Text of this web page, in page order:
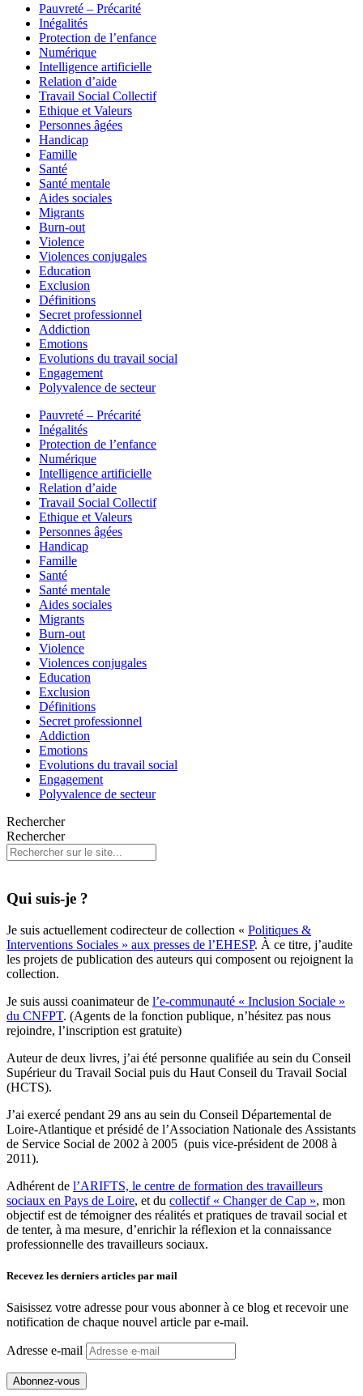
Pauvreté – Précarité
Inégalités
Protection de l’enfance
Numérique
Intelligence artificielle
Relation d’aide
Travail Social Collectif
Ethique et Valeurs
Personnes âgées
Handicap
Famille
Santé
Santé mentale
Aides sociales
Migrants
Burn-out
Violence
Violences conjugales
Education
Exclusion
Définitions
Secret professionnel
Addiction
Emotions
Evolutions du travail social
Engagement
Polyvalence de secteur
Pauvreté – Précarité
Inégalités
Protection de l’enfance
Numérique
Intelligence artificielle
Relation d’aide
Travail Social Collectif
Ethique et Valeurs
Personnes âgées
Handicap
Famille
Santé
Santé mentale
Aides sociales
Migrants
Burn-out
Violence
Violences conjugales
Education
Exclusion
Définitions
Secret professionnel
Addiction
Emotions
Evolutions du travail social
Engagement
Polyvalence de secteur
Rechercher
Rechercher
Qui suis-je ?
Je suis actuellement codirecteur de collection « Politiques &
Interventions Sociales » aux presses de l’EHESP. À ce titre, j’audite
les projets de publication des auteurs qui composent ou rejoignent la
collection.
Je suis aussi coanimateur de l’e-communauté « Inclusion Sociale »
du CNFPT. (Agents de la fonction publique, n’hésitez pas nous
rejoindre, l’inscription est gratuite)
Auteur de deux livres, j’ai été personne qualifiée au sein du Conseil
Supérieur du Travail Social puis du Haut Conseil du Travail Social
(HCTS).
J’ai exercé pendant 29 ans au sein du Conseil Départemental de
Loire-Atlantique et présidé de l’Association Nationale des Assistants
de Service Social de 2002 à 2005 (puis vice-président de 2008 à
2011).
Adhérent de l’ARIFTS, le centre de formation des travailleurs
sociaux en Pays de Loire, et du collectif « Changer de Cap », mon
objectif est de témoigner des réalités et pratiques de travail social et
de tenter, à ma mesure, d’enrichir la réflexion et la connaissance
professionnelle des travailleurs sociaux.
Recevez les derniers articles par mail
Saisissez votre adresse pour vous abonner à ce blog et recevoir une
notification de chaque nouvel article par e-mail.
Adresse e-mail
Abonnez-vous